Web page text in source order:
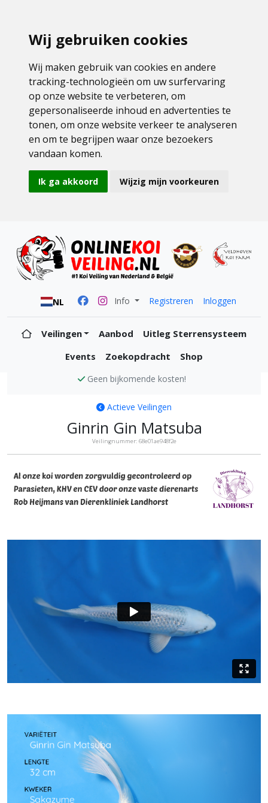
Wij gebruiken cookies
Wij maken gebruik van cookies en andere
tracking-technologieën om uw surfervaring
op onze website te verbeteren, om
gepersonaliseerde inhoud en advertenties te
tonen, om onze website verkeer te analyseren
en om te begrijpen waar onze bezoekers
vandaan komen.
Ik ga akkoord Wijzig mijn voorkeuren
NL Info Registreren Inloggen
Veilingen Aanbod
Uitleg Sterrensysteem
Events
Zoekopdracht Shop
Alle koi zijn KVH en CEV vrij
Actieve Veilingen
Ginrin Gin Matsuba
Veilingnummer: 68e01ae948f2e